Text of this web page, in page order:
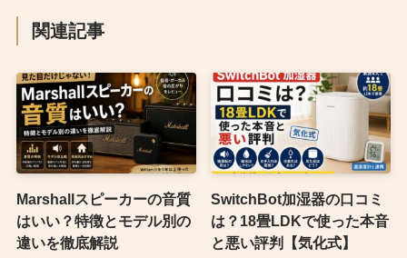
関連記事
Marshallスピーカーの音質
はいい？特徴とモデル別の
違いを徹底解説
SwitchBot加湿器の口コミ
は？18畳LDKで使った本音
と悪い評判【気化式】